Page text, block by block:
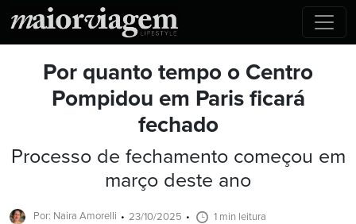
Por quanto tempo o Centro
Pompidou em Paris ficará
fechado
Processo de fechamento começou em
março deste ano
Por: Naira Amorelli 23/10/2025 1 min leitura